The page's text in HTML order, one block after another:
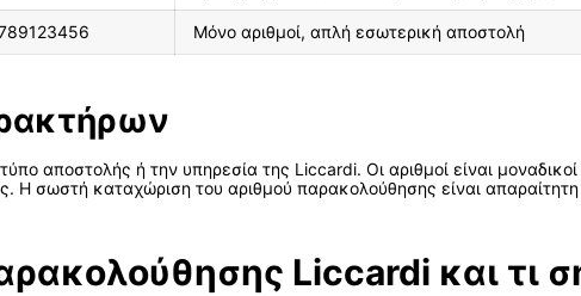
Μόνο αριθμοί, απλή εσωτερική αποστολή
αποστολής ή την υπηρεσία της Liccardi. Οι αριθμοί είναι
Η σωστή καταχώριση του αριθμού παρακολούθησης είναι
Liccardi και τι